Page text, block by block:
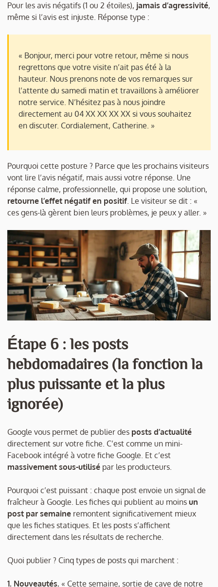
Pour les avis négatifs (1 ou 2 étoiles), jamais d’agressivité,
même si l’avis est injuste. Réponse type :
« Bonjour, merci pour votre retour, même si nous
regrettons que votre visite n’ait pas été à la
hauteur. Nous prenons note de vos remarques sur
l’attente du samedi matin et travaillons à améliorer
notre service. N’hésitez pas à nous joindre
directement au 04 XX XX XX XX si vous souhaitez
en discuter. Cordialement, Catherine. »
Pourquoi cette posture ? Parce que les prochains visiteurs
vont lire l’avis négatif, mais aussi votre réponse. Une
réponse calme, professionnelle, qui propose une solution,
retourne l’effet négatif en positif. Le visiteur se dit : «
ces gens-là gèrent bien leurs problèmes, je peux y aller. »
Étape 6 : les posts
hebdomadaires (la fonction la
plus puissante et la plus
ignorée)
Google vous permet de publier des posts d’actualité
directement sur votre fiche. C’est comme un mini-
Facebook intégré à votre fiche Google. Et c’est
massivement sous-utilisé par les producteurs.
Pourquoi c’est puissant : chaque post envoie un signal de
fraîcheur à Google. Les fiches qui publient au moins un
post par semaine remontent significativement mieux
que les fiches statiques. Et les posts s’affichent
directement dans les résultats de recherche.
Quoi publier ? Cinq types de posts qui marchent :
1. Nouveautés. « Cette semaine, sortie de cave de notre